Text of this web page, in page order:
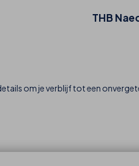
THB
om je verblijf tot een